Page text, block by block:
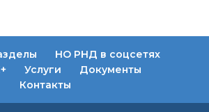
НО РНД в соцсетях
Услуги
Документы
Контакты